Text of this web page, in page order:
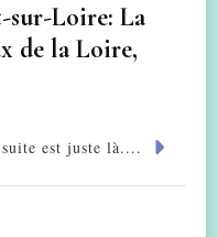
Loire: La
de la Loire,
est juste là....